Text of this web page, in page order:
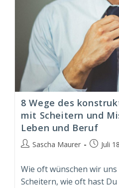
8 Wege des
mit Scheitern und
Leben und Beruf
Beitrags-
Sascha Maurer
Beitrag
Juli
Wie oft wünschen wir
Scheitern, wie oft hast